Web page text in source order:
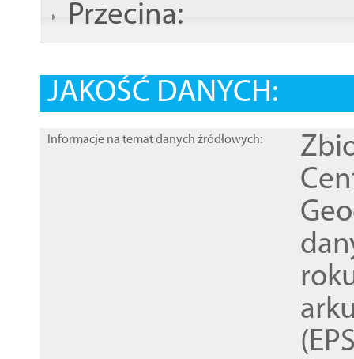
Przecina:
JAKOŚĆ DANYCH:
Informacje na temat danych źródłowych: